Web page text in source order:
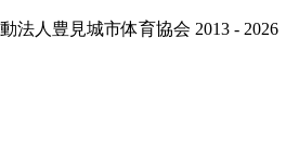
法人豊見城市体育協会 2013 - 2026